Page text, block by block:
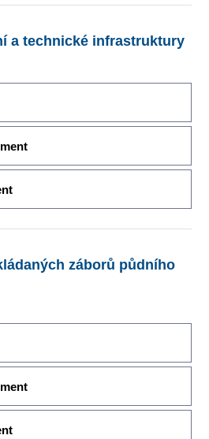
a technické infrastruktury
záborů půdního